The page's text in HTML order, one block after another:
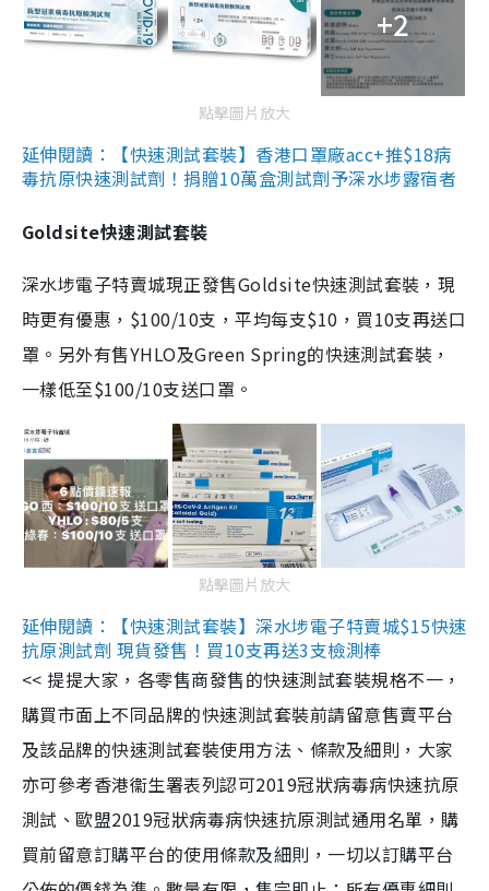
+2
點擊圖片放大
延伸閱讀：【快速測試套裝】香港口罩廠acc+推$18病
毒抗原快速測試劑！捐贈10萬盒測試劑予深水埗露宿者
Goldsite快速測試套裝
深水埗電子特賣城現正發售Goldsite快速測試套裝，現
時更有優惠，$100/10支，平均每支$10，買10支再送口
罩。另外有售YHLO及Green Spring的快速測試套裝，
一樣低至$100/10支送口罩。
點擊圖片放大
延伸閱讀：【快速測試套裝】深水埗電子特賣城$15快速
抗原測試劑 現貨發售！買10支再送3支檢測棒
<< 提提大家，各零售商發售的快速測試套裝規格不一，
購買市面上不同品牌的快速測試套裝前請留意售賣平台
及該品牌的快速測試套裝使用方法、條款及細則，大家
亦可參考香港衞生署表列認可2019冠狀病毒病快速抗原
測試、歐盟2019冠狀病毒病快速抗原測試通用名單，購
買前留意訂購平台的使用條款及細則，一切以訂購平台